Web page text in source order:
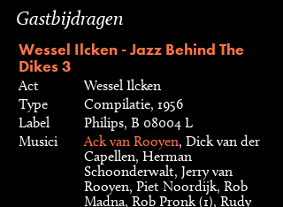
Gastbijdragen
Wessel Ilcken - Jazz Behind The
Dikes 3
Act
Wessel Ilcken
Type
Compilatie, 1956
Label
Philips, B 08004 L
Musici
Ack van Rooyen, Dick van der
Capellen, Herman
Schoonderwalt, Jerry van
Rooyen, Piet Noordijk, Rob
Madna, Rob Pronk (1), Rudy